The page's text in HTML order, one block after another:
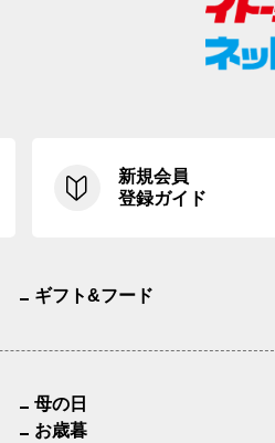
新規会員
登録ガイド
ギフト&フード
母の日
お歳暮